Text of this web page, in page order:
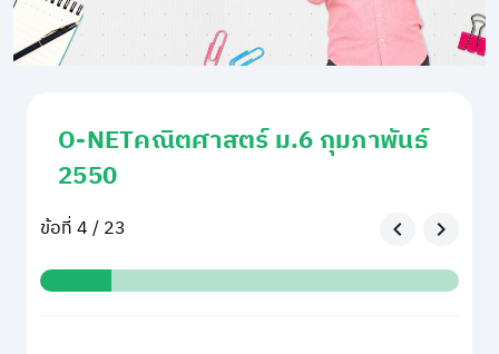
O-NETคณิตศาสตร์ ม.6 กุมภาพันธ์
2550
ข้อที่ 4 / 23